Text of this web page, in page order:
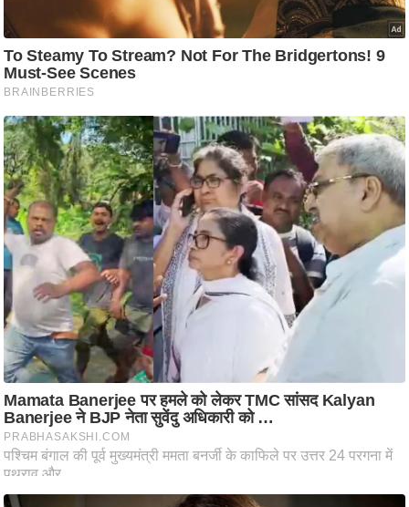
ज
नी
ति
वि
श्ले
ष
ण
स
म
सा
म
क
मा
तृ
भू
मि
स्तं